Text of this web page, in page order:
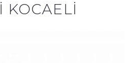
KOCAELI